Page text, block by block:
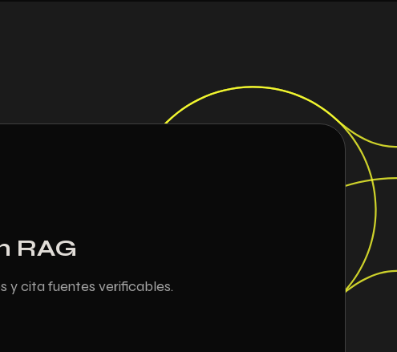
RAG
y cita fuentes verificables.